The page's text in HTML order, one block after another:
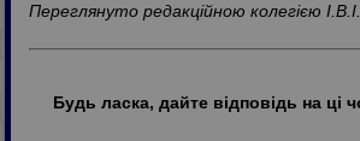
Переглянуто редакційною колегією
Будь ласка, дайте відповідь на ці